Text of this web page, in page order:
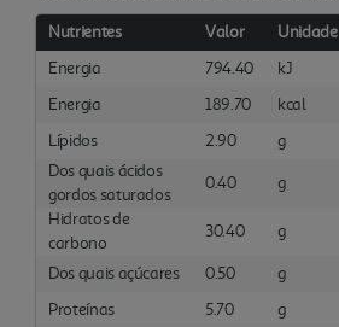
Nutrientes Valor
Unidade
Energia
794.40
kJ
Energia
189.70
kcal
Lípidos
2.90
g
Dos quais ácidos
gordos saturados
0.40
g
Hidratos de
carbono
30.40 g
Dos quais açúcares 0.50
g
Proteínas
5.70
g